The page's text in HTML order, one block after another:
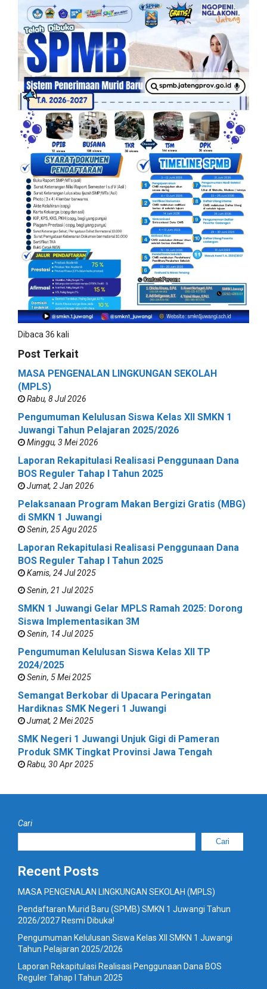
Dibaca 36 kali
Post Terkait
MASA PENGENALAN LINGKUNGAN SEKOLAH
(MPLS)
Rabu, 8 Jul 2026
Pengumuman Kelulusan Siswa Kelas XII SMKN 1
Juwangi Tahun Pelajaran 2025/2026
Minggu, 3 Mei 2026
Laporan Rekapitulasi Realisasi Penggunaan Dana
BOS Reguler Tahap I Tahun 2025
Jumat, 2 Jan 2026
Pelaksanaan Program Makan Bergizi Gratis (MBG)
di SMKN 1 Juwangi
Senin, 25 Agu 2025
Laporan Rekapitulasi Realisasi Penggunaan Dana
BOS Reguler Tahap I Tahun 2025
Kamis, 24 Jul 2025
Senin, 21 Jul 2025
SMKN 1 Juwangi Gelar MPLS Ramah 2025: Dorong
Siswa Implementasikan 3M
Senin, 14 Jul 2025
Pengumuman Kelulusan Siswa Kelas XII TP
2024/2025
Senin, 5 Mei 2025
Semangat Berkobar di Upacara Peringatan
Hardiknas SMK Negeri 1 Juwangi
Jumat, 2 Mei 2025
SMK Negeri 1 Juwangi Unjuk Gigi di Pameran
Produk SMK Tingkat Provinsi Jawa Tengah
Rabu, 30 Apr 2025
Cari
Cari
Recent Posts
MASA PENGENALAN LINGKUNGAN SEKOLAH (MPLS)
Pendaftaran Murid Baru (SPMB) SMKN 1 Juwangi Tahun
2026/2027 Resmi Dibuka!
Pengumuman Kelulusan Siswa Kelas XII SMKN 1 Juwangi
Tahun Pelajaran 2025/2026
Laporan Rekapitulasi Realisasi Penggunaan Dana BOS
Reguler Tahap I Tahun 2025